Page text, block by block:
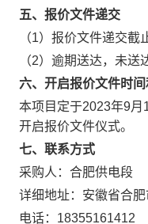
五、报价文件递交
（1）报价文件递交
（2）逾期送达，未
六、开启报价文件时
本项目定于2023年9月
开启报价文件仪式。
七、联系方式
采购人：合肥供电段
详细地址：安徽省合
电话：18355161412